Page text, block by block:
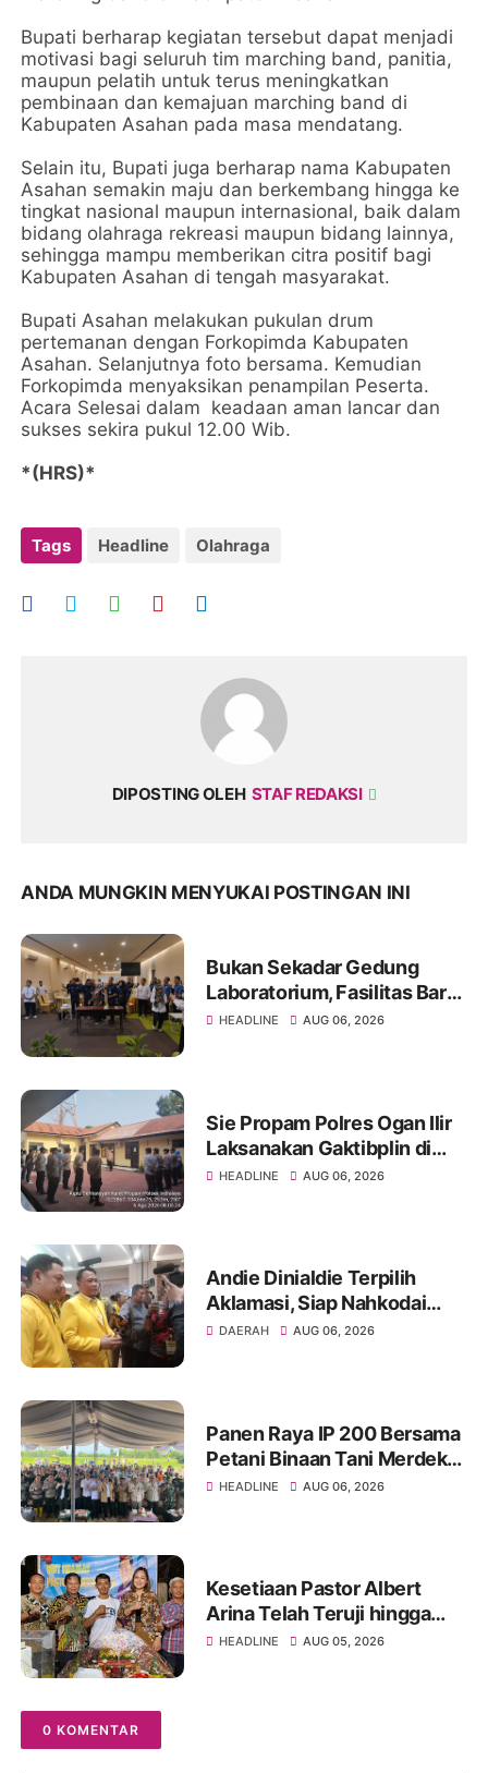
Bupati berharap kegiatan tersebut dapat menjadi
motivasi bagi seluruh tim marching band, panitia,
maupun pelatih untuk terus meningkatkan
pembinaan dan kemajuan marching band di
Kabupaten Asahan pada masa mendatang.
Selain itu, Bupati juga berharap nama Kabupaten
Asahan semakin maju dan berkembang hingga ke
tingkat nasional maupun internasional, baik dalam
bidang olahraga rekreasi maupun bidang lainnya,
sehingga mampu memberikan citra positif bagi
Kabupaten Asahan di tengah masyarakat.
Bupati Asahan melakukan pukulan drum
pertemanan dengan Forkopimda Kabupaten
Asahan. Selanjutnya foto bersama. Kemudian
Forkopimda menyaksikan penampilan Peserta.
Acara Selesai dalam keadaan aman lancar dan
sukses sekira pukul 12.00 Wib.
*(HRS)*
Tags Headline Olahraga
DIPOSTING OLEH STAF REDAKSI
ANDA MUNGKIN MENYUKAI POSTINGAN INI
Bukan Sekadar Gedung
Laboratorium, Fasilitas Baru
di Jakabaring Akan Perkuat
HEADLINE AUG 06, 2026
Sie Propam Polres Ogan Ilir
Laksanakan Gaktibplin di
Polsek Indralaya, Tingkatkan
HEADLINE AUG 06, 2026
Andie Dinialdie Terpilih
Aklamasi, Siap Nahkodai
Golkar Sumsel dengan
DAERAH AUG 06, 2026
Panen Raya IP 200 Bersama
Petani Binaan Tani Merdeka
Indonesia Ogan Ilir
HEADLINE AUG 06, 2026
Kesetiaan Pastor Albert
Arina Telah Teruji hingga
Pesta Perak Imamat ke 28
HEADLINE AUG 05, 2026
0 KOMENTAR